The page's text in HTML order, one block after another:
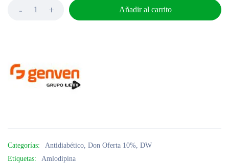
Añadir al carrito
Categorías: Antidiabético, Don Oferta 10%, DW
Etiquetas:
Amlodipina